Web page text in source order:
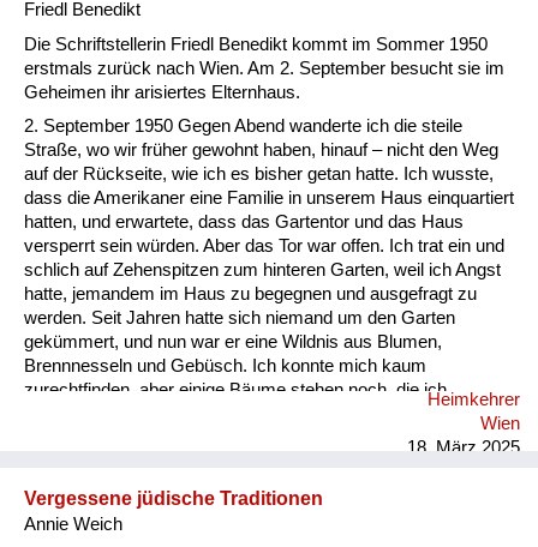
Friedl Benedikt
Die Schriftstellerin Friedl Benedikt kommt im Sommer 1950
erstmals zurück nach Wien. Am 2. September besucht sie im
Geheimen ihr arisiertes Elternhaus.
2. September 1950 Gegen Abend wanderte ich die steile
Straße, wo wir früher gewohnt haben, hinauf – nicht den Weg
auf der Rückseite, wie ich es bisher getan hatte. Ich wusste,
dass die Amerikaner eine Familie in unserem Haus einquartiert
hatten, und erwartete, dass das Gartentor und das Haus
versperrt sein würden. Aber das Tor war offen. Ich trat ein und
schlich auf Zehenspitzen zum hinteren Garten, weil ich Angst
hatte, jemandem im Haus zu begegnen und ausgefragt zu
werden. Seit Jahren hatte sich niemand um den Garten
gekümmert, und nun war er eine Wildnis aus Blumen,
Brennnesseln und Gebüsch. Ich konnte mich kaum
zurechtfinden, aber einige Bäume stehen noch, die ich
Weingärten, und von seinem hinteren Ende aus hat man einen
um ein Uhr nachts, kann ich mich nicht mehr erinnern, es
gesehen zu haben. Ich ging wie von Blindheit geschlagen
durch den Garten. Ich sah ni...
Heimkehrer
Wien
18. März 2025
Vergessene jüdische Traditionen
Annie Weich